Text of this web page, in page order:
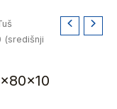
(središnji